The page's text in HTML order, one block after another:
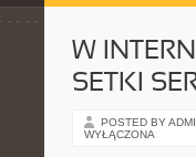
W
SETKI
POSTED BY
WYŁĄCZONA